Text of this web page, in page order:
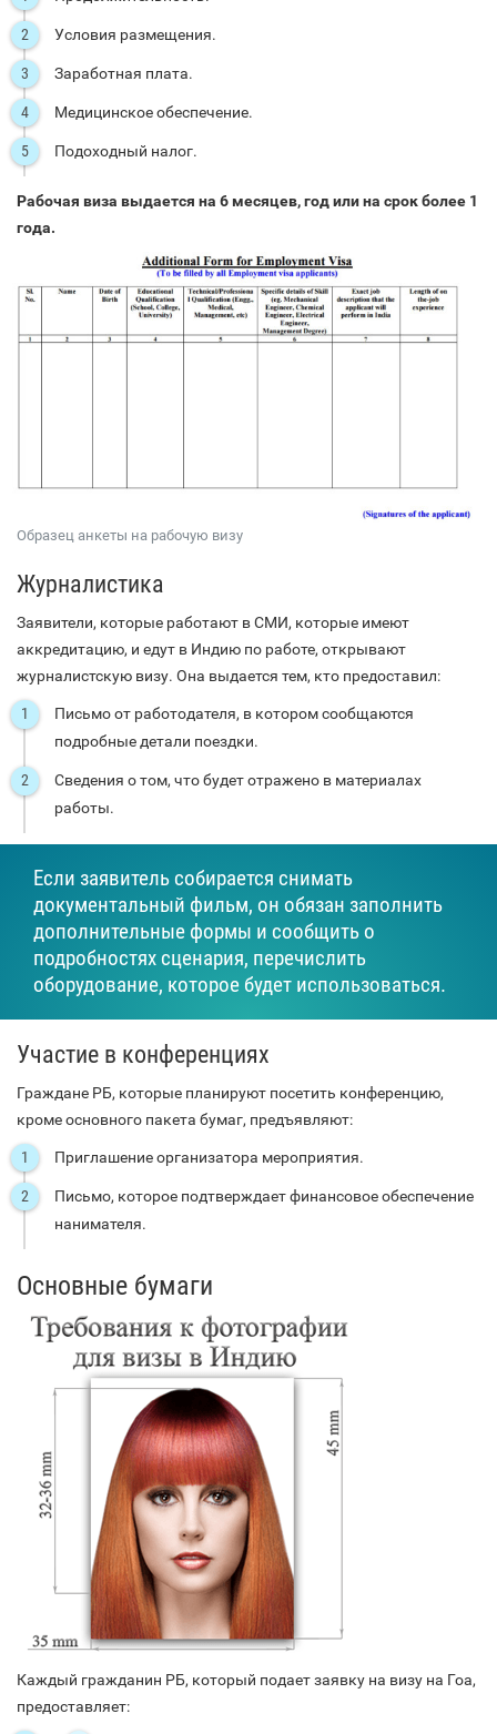
Условия размещения.
Заработная плата.
Медицинское обеспечение.
Подоходный налог.
Рабочая виза выдается на 6 месяцев, год или на срок более 1
года.
Образец анкеты на рабочую визу
Журналистика
Заявители, которые работают в СМИ, которые имеют
аккредитацию, и едут в Индию по работе, открывают
журналистскую визу. Она выдается тем, кто предоставил:
Письмо от работодателя, в котором сообщаются
подробные детали поездки.
Сведения о том, что будет отражено в материалах
работы.
Если заявитель собирается снимать
документальный фильм, он обязан заполнить
дополнительные формы и сообщить о
подробностях сценария, перечислить
оборудование, которое будет использоваться.
Участие в конференциях
Граждане РБ, которые планируют посетить конференцию,
кроме основного пакета бумаг, предъявляют:
Приглашение организатора мероприятия.
Письмо, которое подтверждает финансовое обеспечение
нанимателя.
Основные бумаги
Каждый гражданин РБ, который подает заявку на визу на Гоа,
предоставляет: